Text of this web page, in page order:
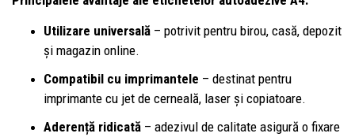
Utilizare universală – potrivit pentru birou, casă, depozit
și magazin online.
Compatibil cu imprimantele – destinat pentru
imprimante cu jet de cerneală, laser și copiatoare.
Aderență ridicată – adezivul de calitate asigură o fixare